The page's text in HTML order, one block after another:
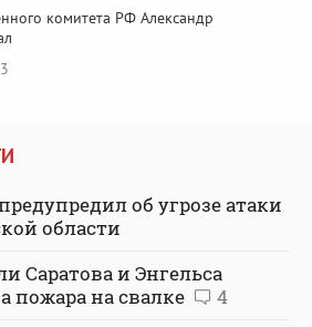
комитета РФ Александр
об угрозе атаки
области
Саратова и Энгельса
пожара на свалке
4